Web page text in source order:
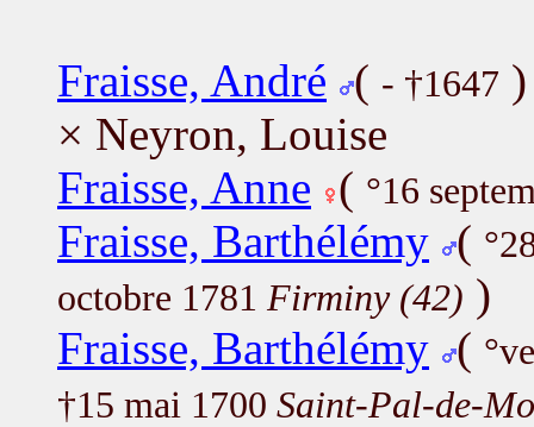
Fraisse, André ( - †1647 )
× Neyron, Louise
Fraisse, Anne ( °16
Fraisse, Barthélémy (
octobre 1781 Firminy (42) )
Fraisse, Barthélémy (
†15 mai 1700 Saint-Pal-de-